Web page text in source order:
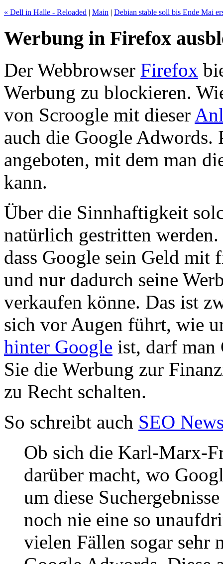
« Dell in Halle - Reloaded | Main | Debian stable soll bis Ende Mai
Werbung in Firefox
Der Webbrowser Firefox
Werbung zu blockieren.
von Scroogle mit dieser
auch die Google
angeboten, mit dem man
kann.
Über die Sinnhaftigkeit
natürlich gestritten
dass Google sein Geld mit
und nur dadurch seine
verkaufen könne. Das ist
sich vor Augen führt, wie
hinter Google ist, darf man
Sie die Werbung zur
zu Recht schalten.
So schreibt auch SEO
Ob sich die Karl-Marx-
darüber macht, wo
um diese
noch nie eine so
vielen Fällen sogar sehr